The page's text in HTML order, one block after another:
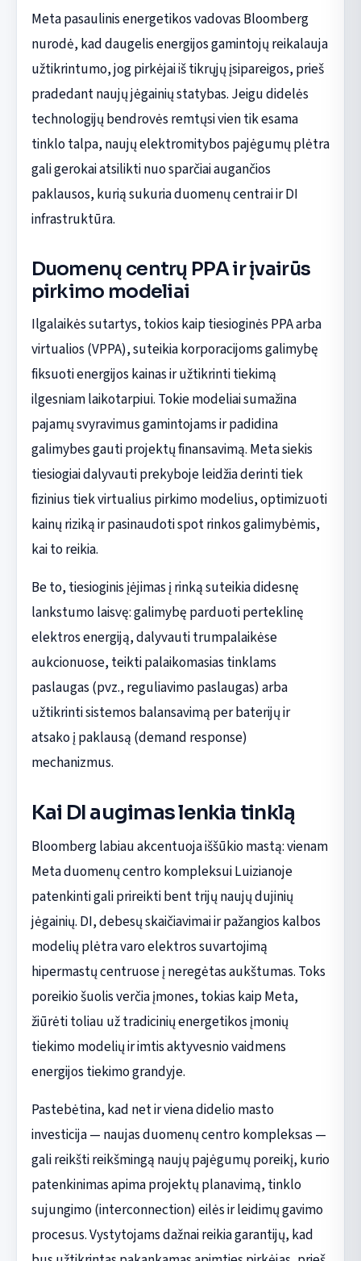
Meta pasaulinis energetikos vadovas Bloomberg
nurodė, kad daugelis energijos gamintojų reikalauja
užtikrintumo, jog pirkėjai iš tikrųjų įsipareigos, prieš
pradedant naujų jėgainių statybas. Jeigu didelės
technologijų bendrovės remtųsi vien tik esama
tinklo talpa, naujų elektromitybos pajėgumų plėtra
gali gerokai atsilikti nuo sparčiai augančios
paklausos, kurią sukuria duomenų centrai ir DI
infrastruktūra.
Duomenų centrų PPA ir įvairūs
pirkimo modeliai
Ilgalaikės sutartys, tokios kaip tiesioginės PPA arba
virtualios (VPPA), suteikia korporacijoms galimybę
fiksuoti energijos kainas ir užtikrinti tiekimą
ilgesniam laikotarpiui. Tokie modeliai sumažina
pajamų svyravimus gamintojams ir padidina
galimybes gauti projektų finansavimą. Meta siekis
tiesiogiai dalyvauti prekyboje leidžia derinti tiek
fizinius tiek virtualius pirkimo modelius, optimizuoti
kainų riziką ir pasinaudoti spot rinkos galimybėmis,
kai to reikia.
Be to, tiesioginis įėjimas į rinką suteikia didesnę
lankstumo laisvę: galimybę parduoti perteklinę
elektros energiją, dalyvauti trumpalaikėse
aukcionuose, teikti palaikomasias tinklams
paslaugas (pvz., reguliavimo paslaugas) arba
užtikrinti sistemos balansavimą per baterijų ir
atsako į paklausą (demand response)
mechanizmus.
Kai DI augimas lenkia tinklą
Bloomberg labiau akcentuoja iššūkio mastą: vienam
Meta duomenų centro kompleksui Luizianoje
patenkinti gali prireikti bent trijų naujų dujinių
jėgainių. DI, debesų skaičiavimai ir pažangios kalbos
modelių plėtra varo elektros suvartojimą
hipermastų centruose į neregėtas aukštumas. Toks
poreikio šuolis verčia įmones, tokias kaip Meta,
žiūrėti toliau už tradicinių energetikos įmonių
tiekimo modelių ir imtis aktyvesnio vaidmens
energijos tiekimo grandyje.
Pastebėtina, kad net ir viena didelio masto
investicija — naujas duomenų centro kompleksas —
gali reikšti reikšmingą naujų pajėgumų poreikį, kurio
patenkinimas apima projektų planavimą, tinklo
sujungimo (interconnection) eilės ir leidimų gavimo
procesus. Vystytojams dažnai reikia garantijų, kad